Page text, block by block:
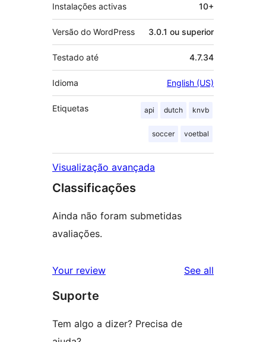
Instalações activas 10+
Versão do WordPress 3.0.1 ou superior
Testado até 4.7.34
Idioma English (US)
Etiquetas api dutch knvb
soccer voetbal
Visualização avançada
Classificações
Ainda não foram submetidas
avaliações.
Your review See all
Suporte
Tem algo a dizer? Precisa de